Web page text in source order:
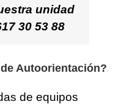
unidad
30 53 88
Autoorientación?
de equipos